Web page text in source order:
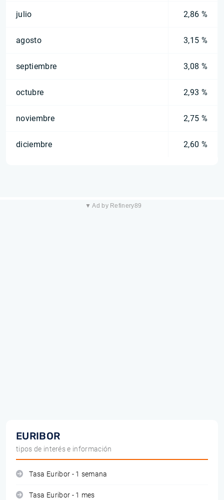
julio 2,86 %
agosto 3,15 %
septiembre 3,08 %
octubre 2,93 %
noviembre 2,75 %
diciembre 2,60 %
▼ Ad by Refinery89
EURIBOR
tipos de interés e información
Tasa Euribor - 1 semana
Tasa Euribor - 1 mes